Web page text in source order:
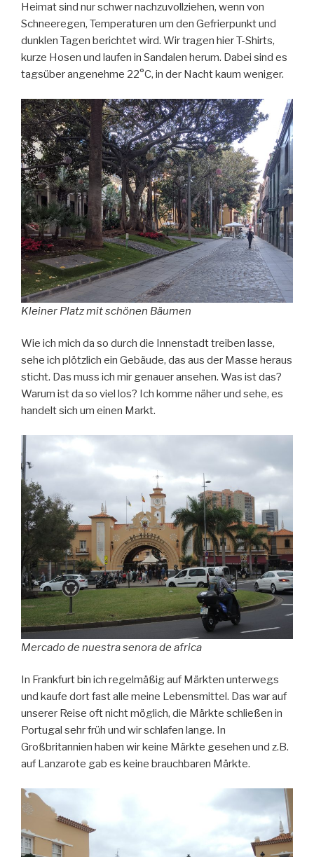
Heimat sind nur schwer nachzuvollziehen, wenn von
Schneeregen, Temperaturen um den Gefrierpunkt und
dunklen Tagen berichtet wird. Wir tragen hier T-Shirts,
kurze Hosen und laufen in Sandalen herum. Dabei sind es
tagsüber angenehme 22°C, in der Nacht kaum weniger.
Kleiner Platz mit schönen Bäumen
Wie ich mich da so durch die Innenstadt treiben lasse,
sehe ich plötzlich ein Gebäude, das aus der Masse heraus
sticht. Das muss ich mir genauer ansehen. Was ist das?
Warum ist da so viel los? Ich komme näher und sehe, es
handelt sich um einen Markt.
Mercado de nuestra senora de africa
In Frankfurt bin ich regelmäßig auf Märkten unterwegs
und kaufe dort fast alle meine Lebensmittel. Das war auf
unserer Reise oft nicht möglich, die Märkte schließen in
Portugal sehr früh und wir schlafen lange. In
Großbritannien haben wir keine Märkte gesehen und z.B.
auf Lanzarote gab es keine brauchbaren Märkte.